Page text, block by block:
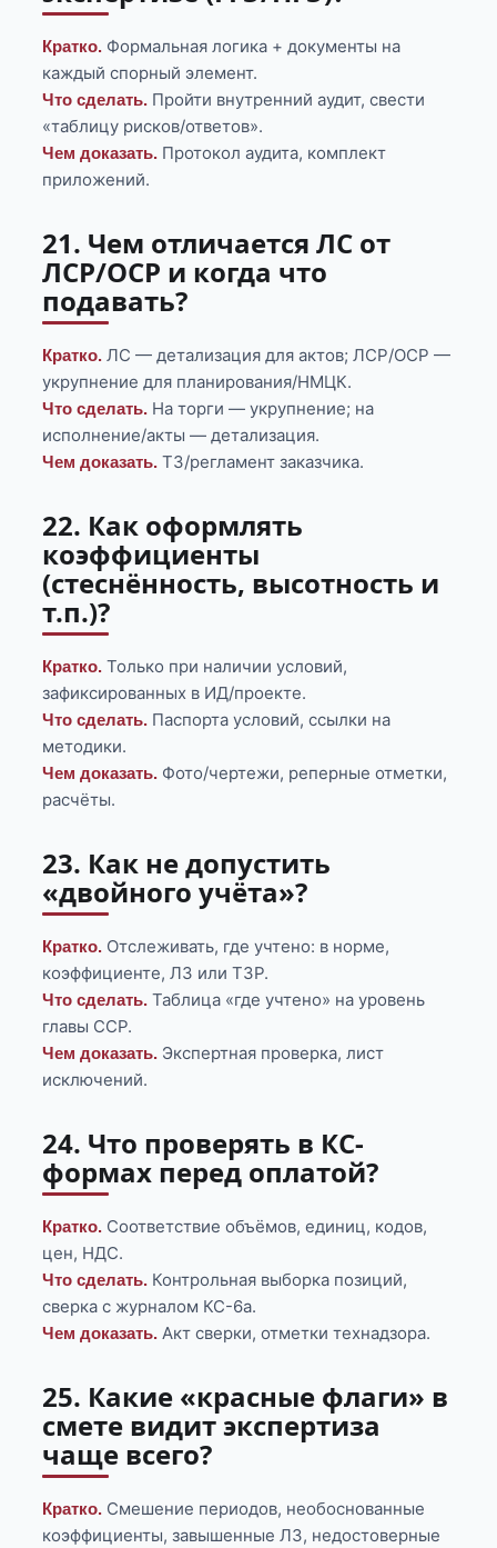
Кратко. Формальная логика + документы на
каждый спорный элемент.
Что сделать. Пройти внутренний аудит, свести
«таблицу рисков/ответов».
Чем доказать. Протокол аудита, комплект
приложений.
21. Чем отличается ЛС от
ЛСР/ОСР и когда что
подавать?
Кратко. ЛС — детализация для актов; ЛСР/ОСР —
укрупнение для планирования/НМЦК.
Что сделать. На торги — укрупнение; на
исполнение/акты — детализация.
Чем доказать. ТЗ/регламент заказчика.
22. Как оформлять
коэффициенты
(стеснённость, высотность и
т.п.)?
Кратко. Только при наличии условий,
зафиксированных в ИД/проекте.
Что сделать. Паспорта условий, ссылки на
методики.
Чем доказать. Фото/чертежи, реперные отметки,
расчёты.
23. Как не допустить
«двойного учёта»?
Кратко. Отслеживать, где учтено: в норме,
коэффициенте, ЛЗ или ТЗР.
Что сделать. Таблица «где учтено» на уровень
главы ССР.
Чем доказать. Экспертная проверка, лист
исключений.
24. Что проверять в КС-
формах перед оплатой?
Кратко. Соответствие объёмов, единиц, кодов,
цен, НДС.
Что сделать. Контрольная выборка позиций,
сверка с журналом КС-6а.
Чем доказать. Акт сверки, отметки технадзора.
25. Какие «красные флаги» в
смете видит экспертиза
чаще всего?
Кратко. Смешение периодов, необоснованные
коэффициенты, завышенные ЛЗ, недостоверные